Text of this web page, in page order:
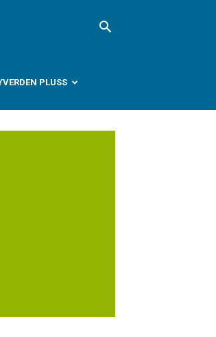
PLUSS